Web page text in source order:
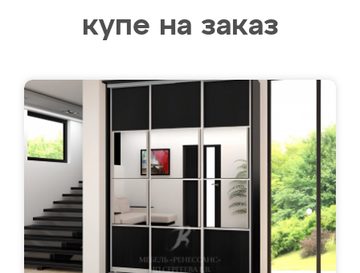
купе на заказ